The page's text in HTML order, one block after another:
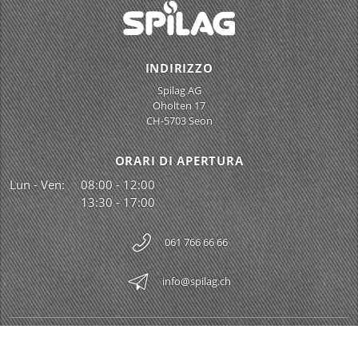
INDIRIZZO
Spilag AG
Oholten 17
CH-5703 Seon
ORARI DI APERTURA
Lun - Ven:
08:00 - 12:00
13:30 - 17:00
061 766 66 66
info@spilag.ch